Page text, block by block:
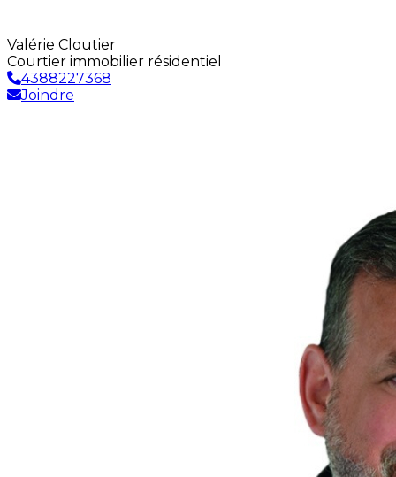
Valérie Cloutier
Courtier immobilier résidentiel
4388227368
Joindre